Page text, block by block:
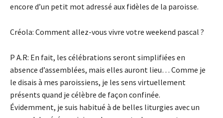
encore d’un petit mot adressé aux fidèles de la paroisse.
Créola: Comment allez-vous vivre votre weekend pascal ?
P A.R: En fait, les célébrations seront simplifiées en
absence d’assemblées, mais elles auront lieu… Comme je
le disais à mes paroissiens, je les sens virtuellement
présents quand je célèbre de façon confinée.
Évidemment, je suis habitué à de belles liturgies avec un